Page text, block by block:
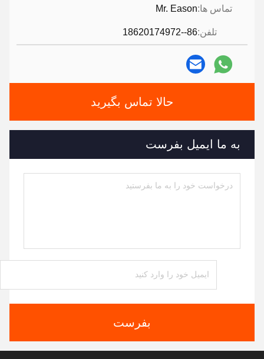
تماس ها:Mr. Eason
تلفن:86--18620174972
حالا تماس بگیرید
به ما ایمیل بفرست
بفرست